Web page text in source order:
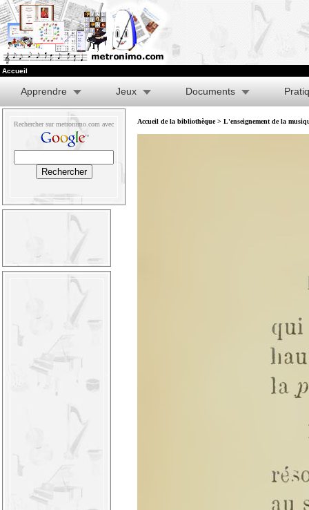
Accueil
Apprendre Jeux Documents
Rechercher sur metronimo.com avec Accueil de la bibliothèque> L'enseignement de la